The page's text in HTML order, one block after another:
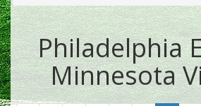
Philadelphia
Minnesota